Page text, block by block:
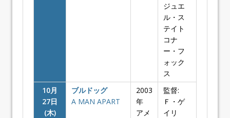
ジュエ
ル・ス
テイト
コナ
ー・フ
ォック
ス
10月
27日
(木)
ブルドッグ
A MAN APART
2003
年
アメ
監督:
Ｆ・ゲ
イリ